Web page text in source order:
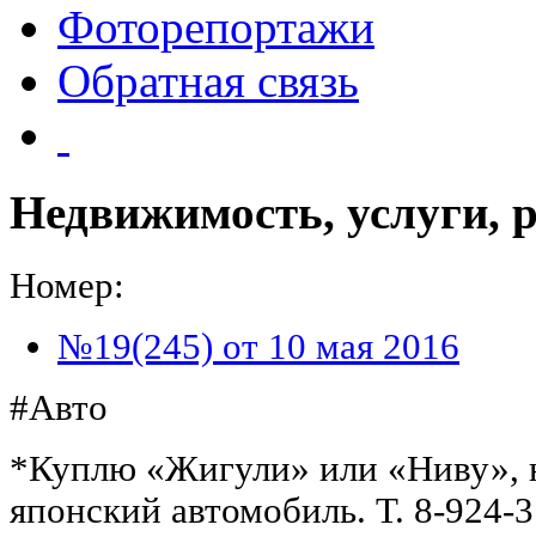
Фоторепортажи
Обратная связь
Недвижимость, услуги,
Номер:
№19(245) от 10 мая 2016
#Авто
*Куплю «Жигули» или «Ниву»,
японский автомобиль. Т. 8-924-